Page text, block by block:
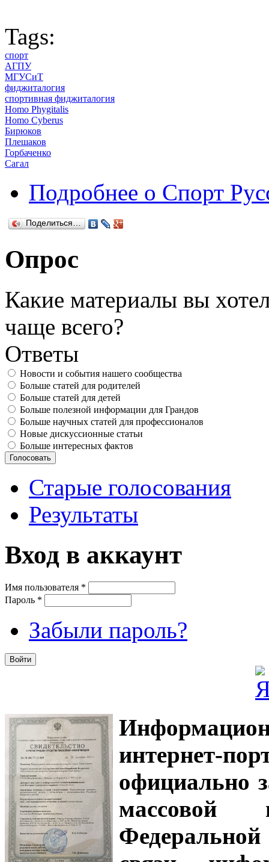
Tags:
спорт
АГПУ
МГУСиТ
фиджиталогия
спортивная фиджиталогия
Homo Phygitalis
Homo Cyberus
Бирюков
Плешаков
Горбаченко
Сагал
Подробнее о Спорт
Поделиться…
Опрос
Какие материалы вы
чаще всего?
Ответы
Новости и события нашего сообщества
Больше статей для родителей
Больше статей для детей
Больше полезной информации для Грандов
Больше научных статей для профессионалов
Новые дискуссионные статьи
Больше интересных фактов
Старые голосования
Результаты
Вход в аккаунт
Имя пользователя *
Пароль *
Забыли пароль?
интернет-
официально